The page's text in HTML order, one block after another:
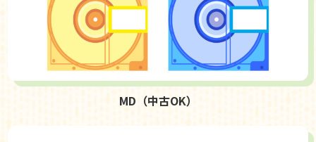
MD（中古OK）